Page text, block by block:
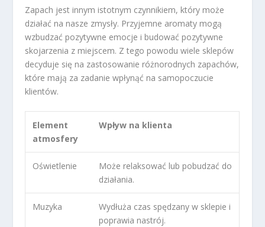
Zapach jest innym istotnym czynnikiem, który może
działać na nasze zmysły. Przyjemne aromaty mogą
wzbudzać pozytywne emocje i budować pozytywne
skojarzenia z miejscem. Z tego powodu wiele sklepów
decyduje się na zastosowanie różnorodnych zapachów,
które mają za zadanie wpłynąć na samopoczucie
klientów.
Element
atmosfery
Wpływ na klienta
Oświetlenie
Może relaksować lub pobudzać do
działania.
Muzyka
Wydłuża czas spędzany w sklepie i
poprawia nastrój.